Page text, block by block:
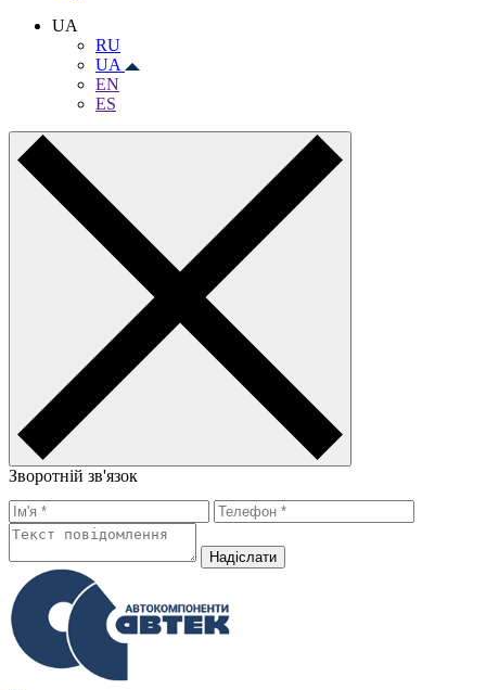
UA
RU
UA
EN
ES
Зворотній зв'язок
Надiслати